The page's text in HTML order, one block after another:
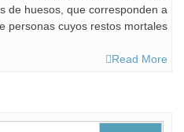
de huesos, que corresponden a
cuyos restos mortales […]
Read More